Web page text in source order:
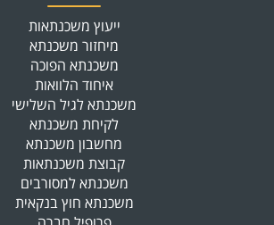
ייעוץ משכנתאות
מיחזור משכנתא
משכנתא הפוכה
איחוד הלוואות
משכנתא לגיל השלישי
לקיחת משכנתא
מחשבון משכנתא
קבוצת משכנתאות
משכנתא למסורבים
משכנתא חוץ בנקאית